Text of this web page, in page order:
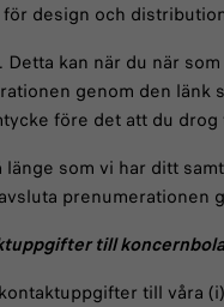
design och
Detta kan när du när
genom den
före det att du
länge som vi har ditt
prenumerationen
till
till våra